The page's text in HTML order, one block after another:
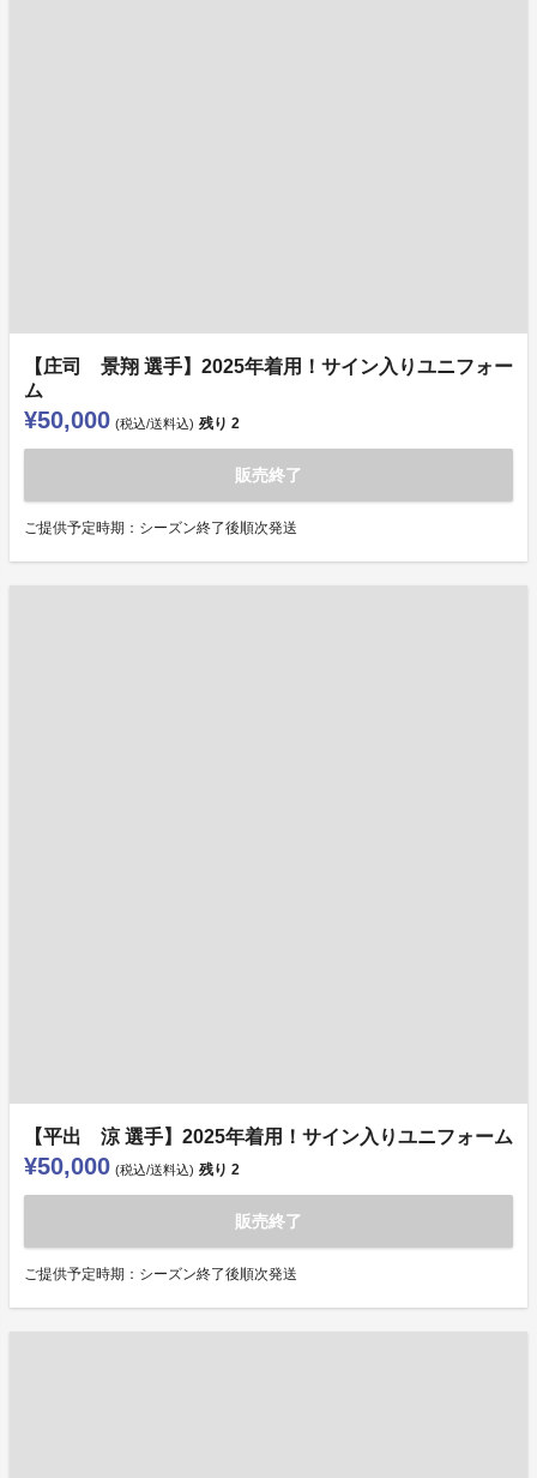
【庄司 景翔 選手】2025年着用！サイン入りユニフォー
ム
¥50,000 (税込/送料込) 残り 2
販売終了
ご提供予定時期：シーズン終了後順次発送
【平出 涼 選手】2025年着用！サイン入りユニフォーム
¥50,000 (税込/送料込) 残り 2
販売終了
ご提供予定時期：シーズン終了後順次発送